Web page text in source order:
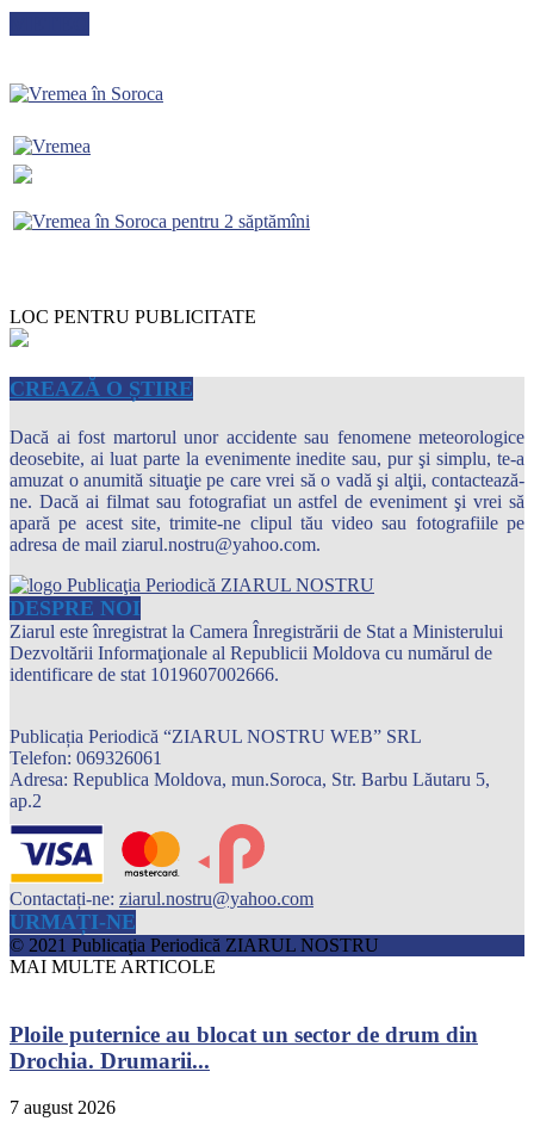
LOC PENTRU PUBLICITATE
CREAZĂ O ȘTIRE
Dacă ai fost martorul unor accidente sau fenomene meteorologice
deosebite, ai luat parte la evenimente inedite sau, pur şi simplu, te-a
amuzat o anumită situaţie pe care vrei să o vadă şi alţii, contactează-
ne. Dacă ai filmat sau fotografiat un astfel de eveniment şi vrei să
apară pe acest site, trimite-ne clipul tău video sau fotografiile pe
adresa de mail ziarul.nostru@yahoo.com.
DESPRE NOI
Ziarul este înregistrat la Camera Înregistrării de Stat a Ministerului
Dezvoltării Informaţionale al Republicii Moldova cu numărul de
identificare de stat 1019607002666.
Publicația Periodică “ZIARUL NOSTRU WEB” SRL
Telefon: 069326061
Adresa: Republica Moldova, mun.Soroca, Str. Barbu Lăutaru 5,
ap.2
Contactați-ne: ziarul.nostru@yahoo.com
URMAȚI-NE
© 2021 Publicaţia Periodică ZIARUL NOSTRU
MAI MULTE ARTICOLE
Ploile puternice au blocat un sector de drum din
Drochia. Drumarii...
7 august 2026